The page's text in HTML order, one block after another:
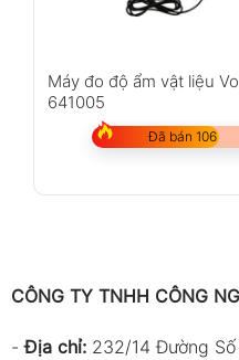
Máy đo độ ẩm vật liệu
641005
Đã bán 106
CÔNG TY TNHH CÔNG
-Địa chỉ: 232/14 Đường